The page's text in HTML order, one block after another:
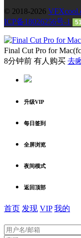
© 2018-2026
ICP备18026256号-1
Final Cut Pro for
8分钟前 有人购买 去
升级VIP
每日签到
全屏浏览
夜间模式
返回顶部
首页 发现 VIP 我的